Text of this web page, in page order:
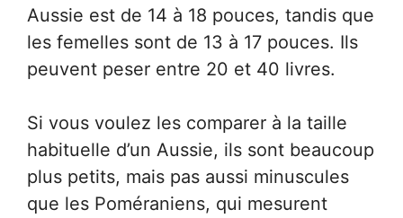
Aussie est de 14 à 18 pouces, tandis que
les femelles sont de 13 à 17 pouces. Ils
peuvent peser entre 20 et 40 livres.
Si vous voulez les comparer à la taille
habituelle d’un Aussie, ils sont beaucoup
plus petits, mais pas aussi minuscules
que les Poméraniens, qui mesurent